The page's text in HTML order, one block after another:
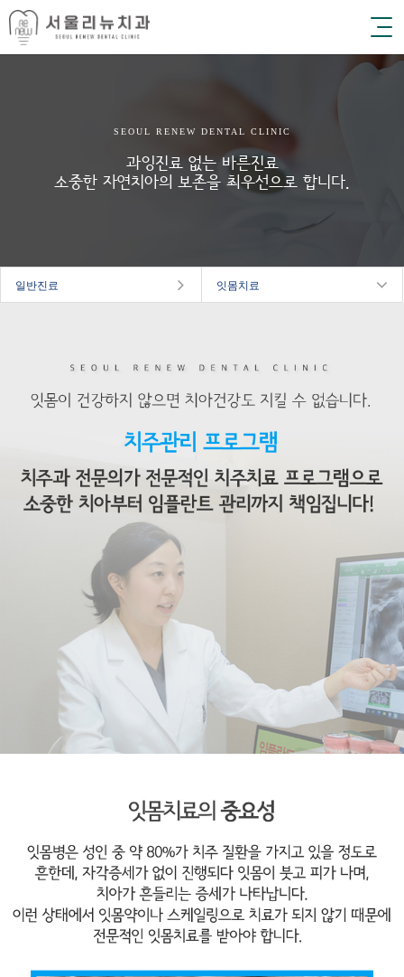
SEOUL RENEW DENTAL CLINIC
과잉진료 없는 바른진료
소중한 자연치아의 보존을 최우선으로 합니다.
일반진료 잇몸치료